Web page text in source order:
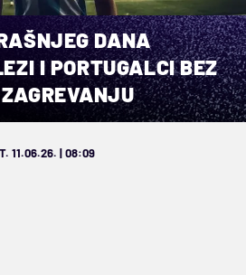
DANA
I PORTUGALCI BEZ
11.06.26. | 08:09